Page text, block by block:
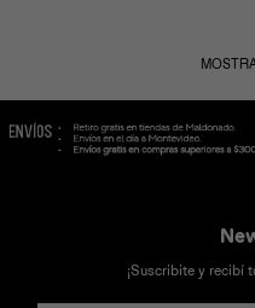
¡Suscribite y recibí